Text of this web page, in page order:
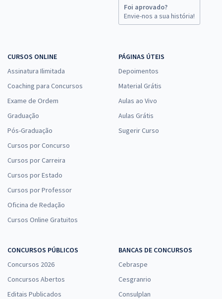
Foi aprovado?
Envie-nos a sua história!
CURSOS ONLINE
Assinatura Ilimitada
Coaching para Concursos
Exame de Ordem
Graduação
Pós-Graduação
Cursos por Concurso
Cursos por Carreira
Cursos por Estado
Cursos por Professor
Oficina de Redação
Cursos Online Gratuitos
PÁGINAS ÚTEIS
Depoimentos
Material Grátis
Aulas ao Vivo
Aulas Grátis
Sugerir Curso
CONCURSOS PÚBLICOS
Concursos 2026
Concursos Abertos
Editais Publicados
BANCAS DE CONCURSOS
Cebraspe
Cesgranrio
Consulplan